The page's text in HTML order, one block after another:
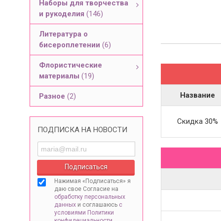
Наборы для творчества
и рукоделия (146)
Литература о
бисероплетении (6)
Флористические
материалы (19)
Разное (2)
ПОДПИСКА НА НОВОСТИ
Нажимая «Подписаться» я
даю свое Согласие на
обработку персональных
данных и соглашаюсь с
условиями Политики
Название
Скидка 30%